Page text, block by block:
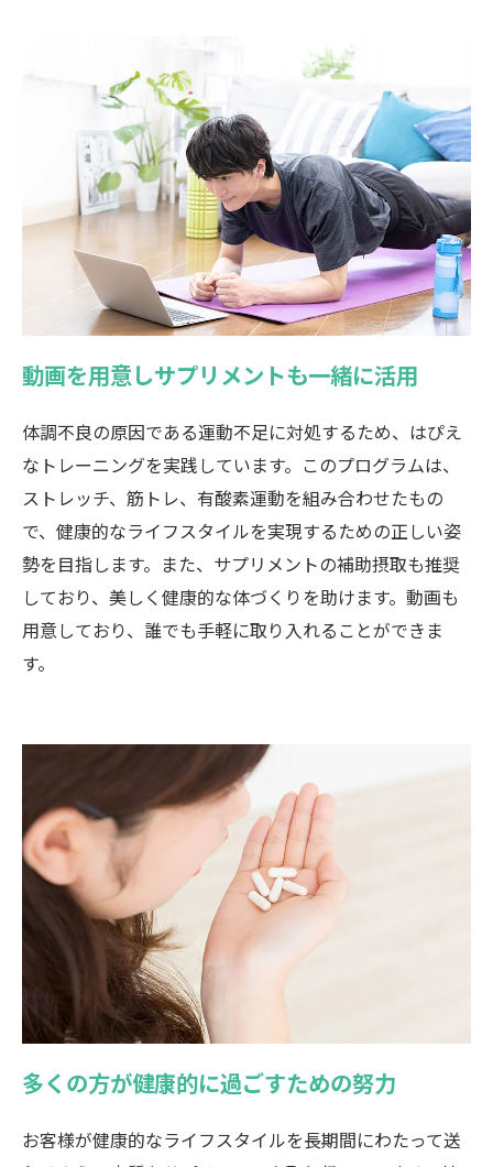
動画を用意しサプリメントも一緒に活用
体調不良の原因である運動不足に対処するため、はぴえ
なトレーニングを実践しています。このプログラムは、
ストレッチ、筋トレ、有酸素運動を組み合わせたもの
で、健康的なライフスタイルを実現するための正しい姿
勢を目指します。また、サプリメントの補助摂取も推奨
しており、美しく健康的な体づくりを助けます。動画も
用意しており、誰でも手軽に取り入れることができま
す。
多くの方が健康的に過ごすための努力
お客様が健康的なライフスタイルを長期間にわたって送